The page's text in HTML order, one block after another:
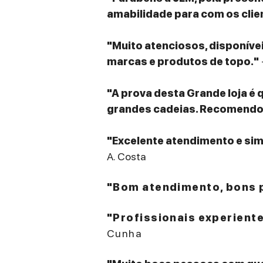
amabilidade para com os
"Muito atenciosos,
marcas e produtos de topo."
"A prova desta Grande loja
grandes cadeias.
"Excelente atendimento e
A. Costa
"Bom atendimento, bons
"Profissionais
Cunha